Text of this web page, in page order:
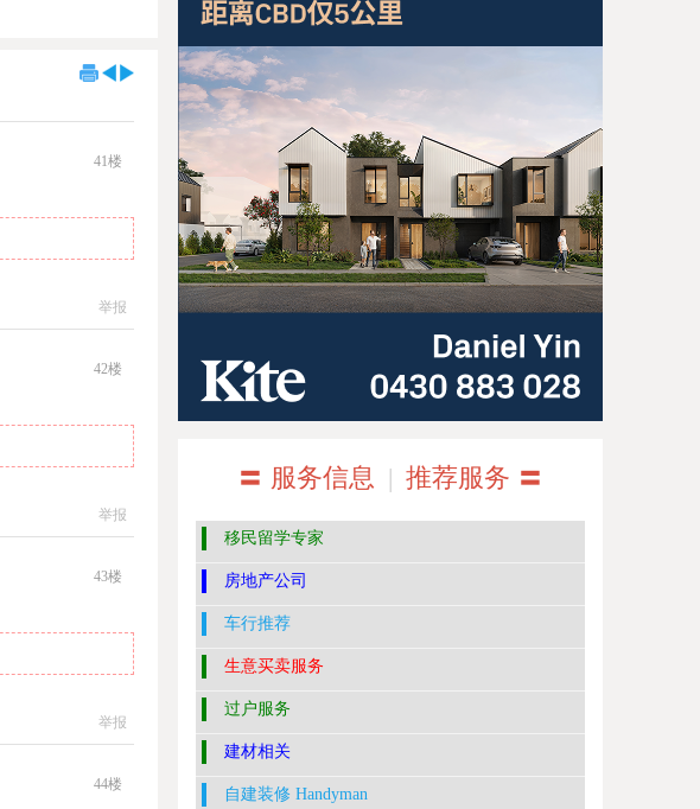
41楼
举报
42楼
举报
43楼
举报
44楼
〓 服务信息 | 推荐服务 〓
移民留学专家
房地产公司
车行推荐
生意买卖服务
过户服务
建材相关
自建装修 Handyman